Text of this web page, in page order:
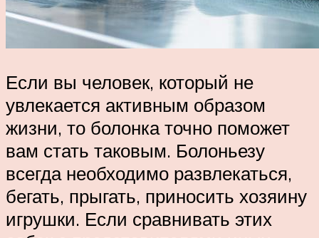
Если вы человек, который не
увлекается активным образом
жизни, то болонка точно поможет
вам стать таковым. Болоньезу
всегда необходимо развлекаться,
бегать, прыгать, приносить хозяину
игрушки. Если сравнивать этих